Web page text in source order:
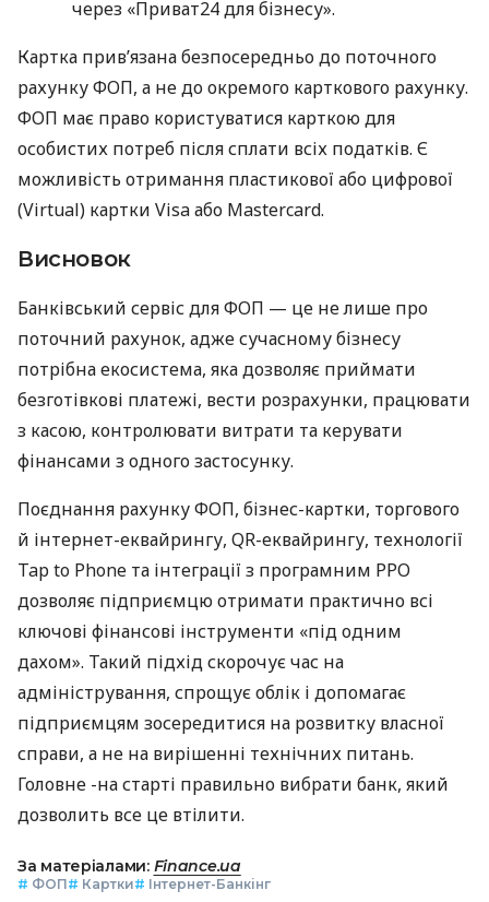
через «Приват24 для бізнесу».
Картка прив’язана безпосередньо до поточного
рахунку ФОП, а не до окремого карткового рахунку.
ФОП має право користуватися карткою для
особистих потреб після сплати всіх податків. Є
можливість отримання пластикової або цифрової
(Virtual) картки Visa або Mastercard.
Висновок
Банківський сервіс для ФОП — це не лише про
поточний рахунок, адже сучасному бізнесу
потрібна екосистема, яка дозволяє приймати
безготівкові платежі, вести розрахунки, працювати
з касою, контролювати витрати та керувати
фінансами з одного застосунку.
Поєднання рахунку ФОП, бізнес-картки, торгового
й інтернет-еквайрингу, QR-еквайрингу, технології
Tap to Phone та інтеграції з програмним РРО
дозволяє підприємцю отримати практично всі
ключові фінансові інструменти «під одним
дахом». Такий підхід скорочує час на
адміністрування, спрощує облік і допомагає
підприємцям зосередитися на розвитку власної
справи, а не на вирішенні технічних питань.
Головне -на старті правильно вибрати банк, який
дозволить все це втілити.
За матеріалами: Finance.ua
# ФОП# Картки# Інтернет-Банкінг